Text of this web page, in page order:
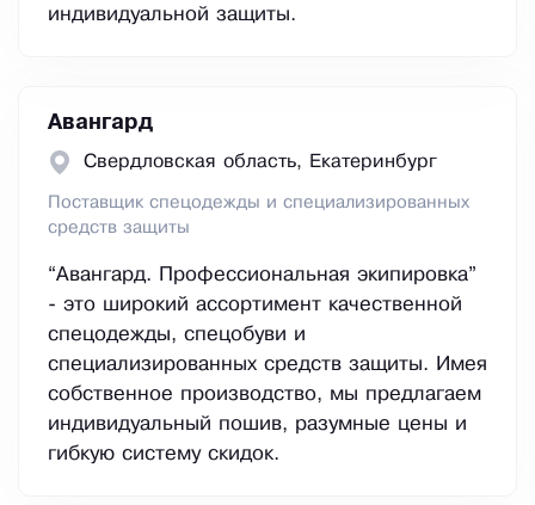
индивидуальной защиты.
Авангард
Свердловская область, Екатеринбург
Поставщик спецодежды и специализированных
средств защиты
“Авангард. Профессиональная экипировка”
- это широкий ассортимент качественной
спецодежды, спецобуви и
специализированных средств защиты. Имея
собственное производство, мы предлагаем
индивидуальный пошив, разумные цены и
гибкую систему скидок.